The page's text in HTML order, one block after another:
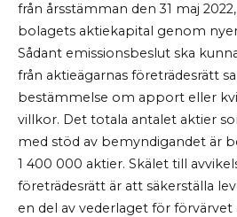
från årsstämman den 31 maj
bolagets aktiekapital genom
Sådant emissionsbeslut ska
från aktieägarnas företrädesrätt
bestämmelse om apport eller
villkor. Det totala antalet aktier
med stöd av bemyndigandet är
1 400 000 aktier. Skälet till
företrädesrätt är att säkerställa
en del av vederlaget för förvärvet